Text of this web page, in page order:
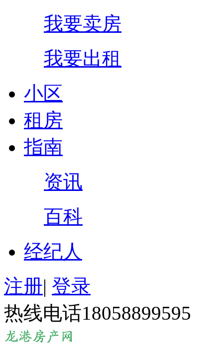
我要卖房
我要出租
小区
租房
指南
资讯
百科
经纪人
注册| 登录
热线电话18058899595